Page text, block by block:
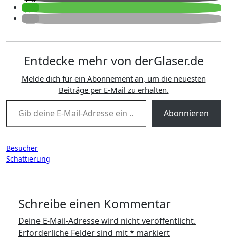
Entdecke mehr von derGlaser.de
Melde dich für ein Abonnement an, um die neuesten
Beiträge per E-Mail zu erhalten.
Gib deine E-Mail-Adresse ein ...
Abonnieren
Beitragsnavigation
Besucher
Schattierung
Schreibe einen Kommentar
Deine E-Mail-Adresse wird nicht veröffentlicht.
Erforderliche Felder sind mit* markiert